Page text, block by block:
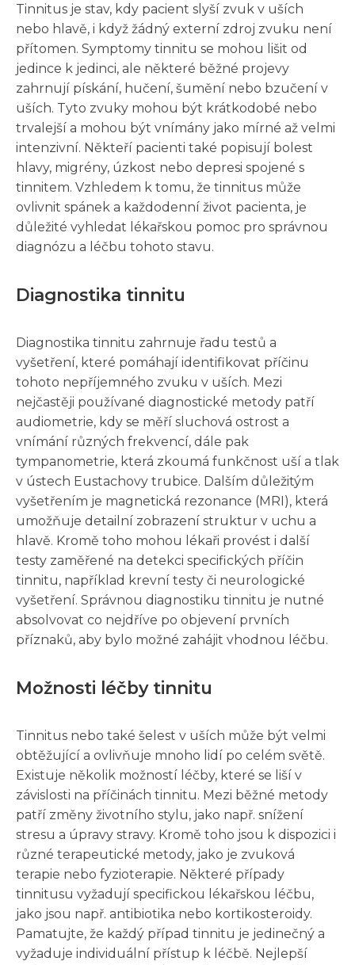
Tinnitus je stav, kdy pacient slyší zvuk v uších
nebo hlavě, i když žádný externí zdroj zvuku není
přítomen. Symptomy tinnitu se mohou lišit od
jedince k jedinci, ale některé běžné projevy
zahrnují pískání, hučení, šumění nebo bzučení v
uších. Tyto zvuky mohou být krátkodobé nebo
trvalejší a mohou být vnímány jako mírné až velmi
intenzivní. Někteří pacienti také popisují bolest
hlavy, migrény, úzkost nebo depresi spojené s
tinnitem. Vzhledem k tomu, že tinnitus může
ovlivnit spánek a každodenní život pacienta, je
důležité vyhledat lékařskou pomoc pro správnou
diagnózu a léčbu tohoto stavu.
Diagnostika tinnitu
Diagnostika tinnitu zahrnuje řadu testů a
vyšetření, které pomáhají identifikovat příčinu
tohoto nepříjemného zvuku v uších. Mezi
nejčastěji používané diagnostické metody patří
audiometrie, kdy se měří sluchová ostrost a
vnímání různých frekvencí, dále pak
tympanometrie, která zkoumá funkčnost uší a tlak
v ústech Eustachovy trubice. Dalším důležitým
vyšetřením je magnetická rezonance (MRI), která
umožňuje detailní zobrazení struktur v uchu a
hlavě. Kromě toho mohou lékaři provést i další
testy zaměřené na detekci specifických příčin
tinnitu, například krevní testy či neurologické
vyšetření. Správnou diagnostiku tinnitu je nutné
absolvovat co nejdříve po objevení prvních
příznaků, aby bylo možné zahájit vhodnou léčbu.
Možnosti léčby tinnitu
Tinnitus nebo také šelest v uších může být velmi
obtěžující a ovlivňuje mnoho lidí po celém světě.
Existuje několik možností léčby, které se liší v
závislosti na příčinách tinnitu. Mezi běžné metody
patří změny životního stylu, jako např. snížení
stresu a úpravy stravy. Kromě toho jsou k dispozici i
různé terapeutické metody, jako je zvuková
terapie nebo fyzioterapie. Některé případy
tinnitusu vyžadují specifickou lékařskou léčbu,
jako jsou např. antibiotika nebo kortikosteroidy.
Pamatujte, že každý případ tinnitu je jedinečný a
vyžaduje individuální přístup k léčbě. Nejlepší